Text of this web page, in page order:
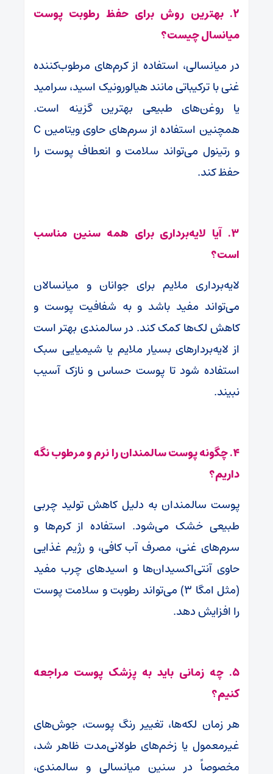
۲. بهترین روش برای حفظ رطوبت پوست
میانسال چیست؟
در میانسالی، استفاده از کرم‌های مرطوب‌کننده
غنی با ترکیباتی مانند هیالورونیک اسید، سرامید
یا روغن‌های طبیعی بهترین گزینه است.
همچنین استفاده از سرم‌های حاوی ویتامین C
و رتینول می‌تواند سلامت و انعطاف پوست را
حفظ کند.
۳. آیا لایه‌برداری برای همه سنین مناسب
است؟
لایه‌برداری ملایم برای جوانان و میانسالان
می‌تواند مفید باشد و به شفافیت پوست و
کاهش لک‌ها کمک کند. در سالمندی بهتر است
از لایه‌بردارهای بسیار ملایم یا شیمیایی سبک
استفاده شود تا پوست حساس و نازک آسیب
نبیند.
۴. چگونه پوست سالمندان را نرم و مرطوب نگه
داریم؟
پوست سالمندان به دلیل کاهش تولید چربی
طبیعی خشک می‌شود. استفاده از کرم‌ها و
سرم‌های غنی، مصرف آب کافی، و رژیم غذایی
حاوی آنتی‌اکسیدان‌ها و اسیدهای چرب مفید
(مثل امگا ۳) می‌تواند رطوبت و سلامت پوست
را افزایش دهد.
۵. چه زمانی باید به پزشک پوست مراجعه
کنیم؟
هر زمان لکه‌ها، تغییر رنگ پوست، جوش‌های
غیرمعمول یا زخم‌های طولانی‌مدت ظاهر شد،
مخصوصاً در سنین میانسالی و سالمندی،